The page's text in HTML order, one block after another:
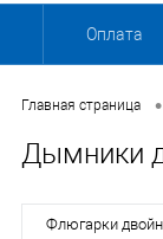
Оплата
Главная страница •
Дымники
Флюгарки